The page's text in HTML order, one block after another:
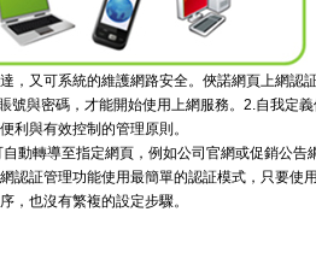
，又可系統的維護網路安全。俠諾網頁上網認
與密碼，才能開始使用上網服務。2.自我定義
利與有效控制的管理原則。
動轉導至指定網頁，例如公司官網或促銷公告
認証管理功能使用最簡單的認証模式，只要使
，也沒有繁複的設定步驟。